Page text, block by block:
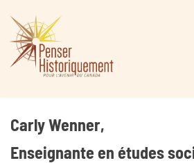
content
Carly Wenner,
Enseignante en études